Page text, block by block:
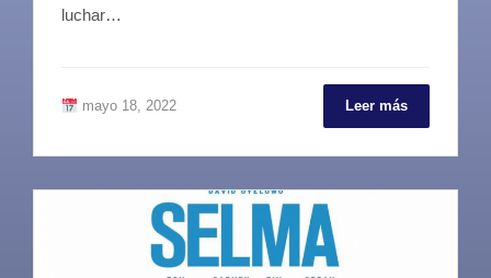
luchar…
mayo 18, 2022 Leer más